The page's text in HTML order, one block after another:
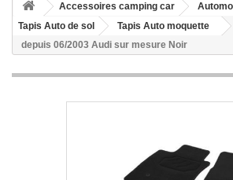
Accessoires camping car
Tapis Auto de sol
Tapis Auto moquette
depuis 06/2003 Audi sur mesure Noir